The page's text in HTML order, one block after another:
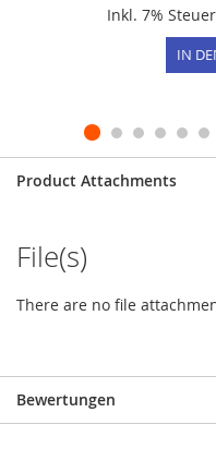
Inkl. 7%
IN
Product Attachments
File(s)
There are no file
Bewertungen